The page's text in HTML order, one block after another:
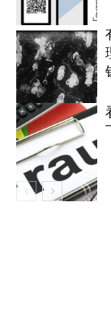
热点
美国